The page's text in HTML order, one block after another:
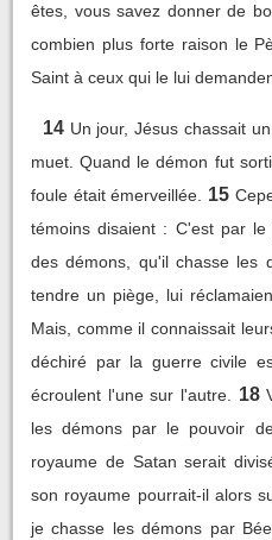
êtes, vous savez donner de
combien plus forte raison le
Saint à ceux qui le lui
14 Un jour, Jésus chassait
muet. Quand le démon fut
foule était émerveillée.
15
témoins disaient : C'est par
des démons, qu'il chasse les
tendre un piège, lui
Mais, comme il connaissait
déchiré par la guerre civile
écroulent l'une sur l'autre.
18
les démons par le pouvoir
royaume de Satan serait
son royaume pourrait-il alors
je chasse les démons par